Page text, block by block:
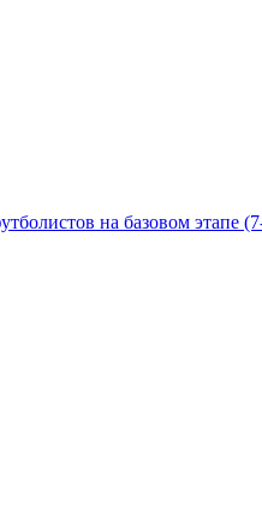
на базовом этапе